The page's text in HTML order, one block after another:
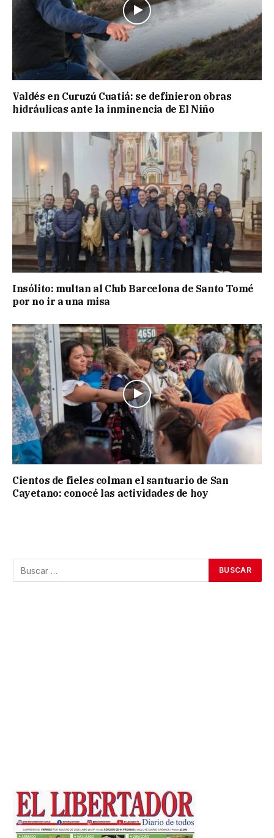
Valdés en Curuzú Cuatiá: se definieron obras
hidráulicas ante la inminencia de El Niño
Insólito: multan al Club Barcelona de Santo Tomé
por no ir a una misa
Cientos de fieles colman el santuario de San
Cayetano: conocé las actividades de hoy